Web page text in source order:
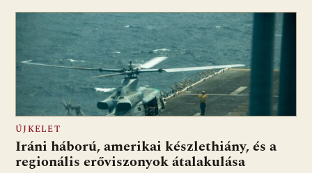
ÚJKELET
Iráni háború, amerikai készlethiány, és a
regionális erőviszonyok átalakulása